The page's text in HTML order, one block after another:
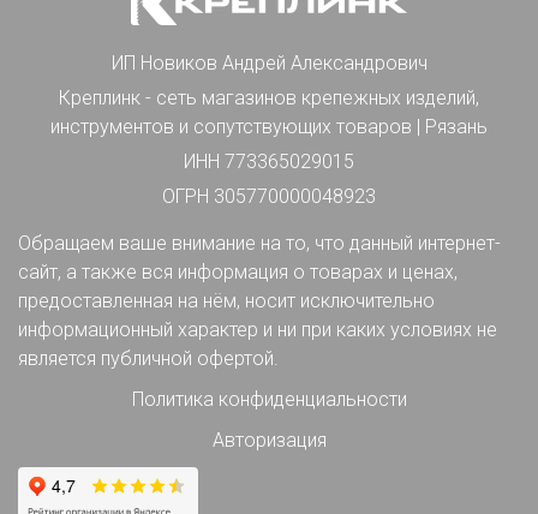
ИП Новиков Андрей Александрович
Креплинк - сеть магазинов крепежных изделий,
инструментов и сопутствующих товаров | Рязань
ИНН 773365029015
ОГРН 305770000048923
Обращаем ваше внимание на то, что данный интернет-
сайт, а также вся информация о товарах и ценах,
предоставленная на нём, носит исключительно
информационный характер и ни при каких условиях не
является публичной офертой.
Политика конфиденциальности
Авторизация